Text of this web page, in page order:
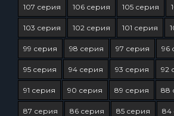
107 серия 106 серия 105 серия
103 серия 102 серия 101 серия
99 серия 98 серия 97 серия 96
95 серия 94 серия 93 серия 92
91 серия 90 серия 89 серия 88
87 серия 86 серия 85 серия 84